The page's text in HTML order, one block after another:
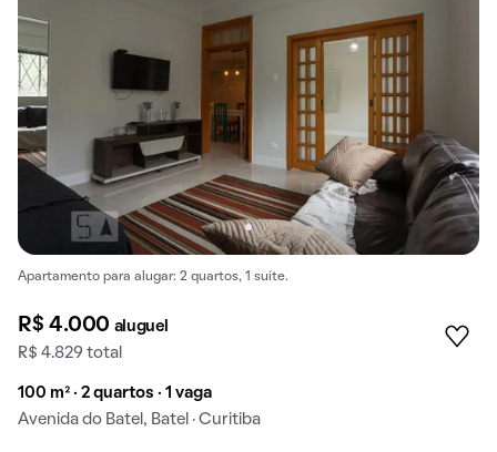
Apartamento para alugar: 2 quartos, 1 suíte.
R$ 4.000 aluguel
R$ 4.829 total
100 m² · 2 quartos · 1 vaga
Avenida do Batel, Batel · Curitiba